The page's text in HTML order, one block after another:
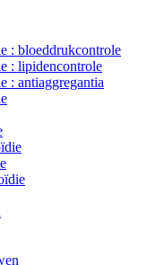
: bloeddrukcontrole
: lipidencontrole
: antiaggregantia